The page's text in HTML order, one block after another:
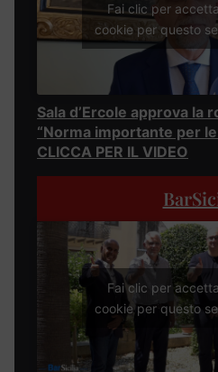
Fai clic per
cookie per questo
Sala d’Ercole approva la
“Norma importante per
CLICCA PER IL VIDEO
Fai clic per
cookie per questo